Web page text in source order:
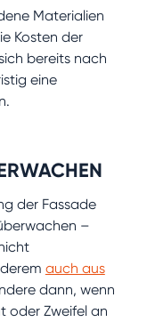
Materialien
Kosten der
bereits nach
eine
der Fassade
–
auch aus
dann, wenn
oder Zweifel an